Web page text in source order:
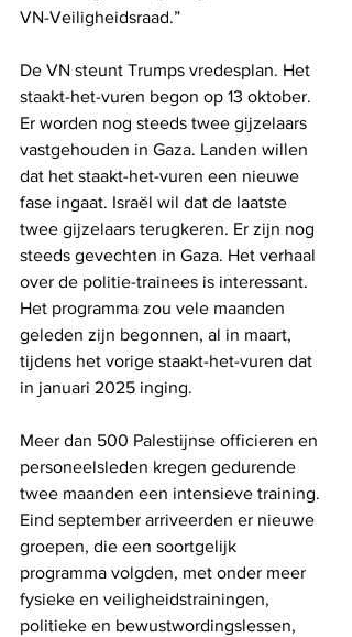
VN-Veiligheidsraad.”
De VN steunt Trumps vredesplan. Het
staakt-het-vuren begon op 13 oktober.
Er worden nog steeds twee gijzelaars
vastgehouden in Gaza. Landen willen
dat het staakt-het-vuren een nieuwe
fase ingaat. Israël wil dat de laatste
twee gijzelaars terugkeren. Er zijn nog
steeds gevechten in Gaza. Het verhaal
over de politie-trainees is interessant.
Het programma zou vele maanden
geleden zijn begonnen, al in maart,
tijdens het vorige staakt-het-vuren dat
in januari 2025 inging.
Meer dan 500 Palestijnse officieren en
personeelsleden kregen gedurende
twee maanden een intensieve training.
Eind september arriveerden er nieuwe
groepen, die een soortgelijk
programma volgden, met onder meer
fysieke en veiligheidstrainingen,
politieke en bewustwordingslessen,